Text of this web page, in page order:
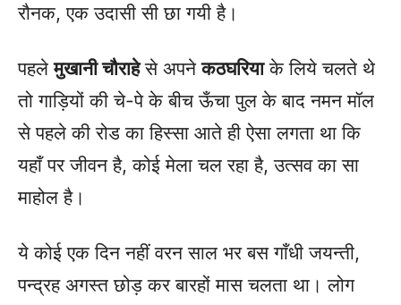
रौनक, एक उदासी सी छा गयी है।
पहलेमुखानी चौराहेसे अपनेकठघरियाके लिये चलते थे
तो गाड़ियों की चे-पे के बीच ऊँचा पुल के बाद नमन मॉल
से पहले की रोड का हिस्सा आते ही ऐसा लगता था कि
यहाँ पर जीवन है, कोई मेला चल रहा है, उत्सव का सा
माहोल है।
ये कोई एक दिन नहीं वरन साल भर बस गाँधी जयन्ती,
पन्द्रह अगस्त छोड़ कर बारहों मास चलता था। लोग